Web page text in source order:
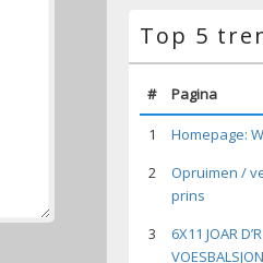
Top 5
# Pagina
1 Homepage:
2
Opruimen /
prins
3
6X11 JOAR